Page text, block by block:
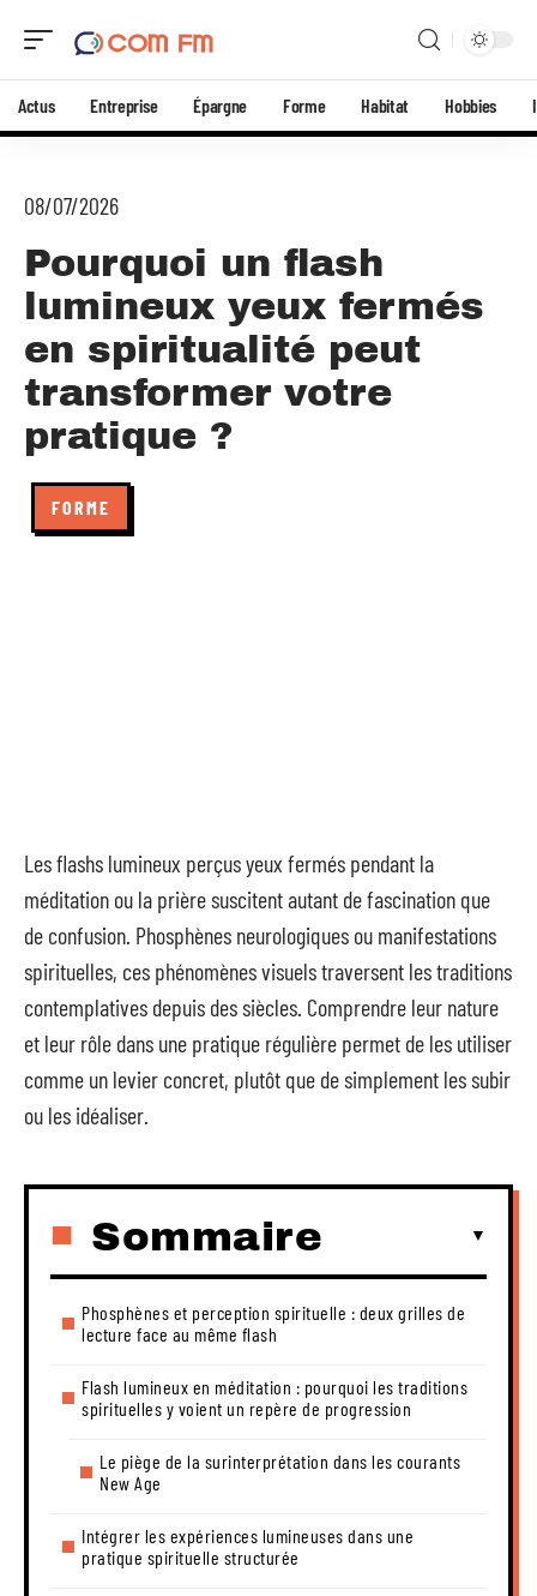
Actus Entreprise Épargne Forme Habitat Hobbies
08/07/2026
Pourquoi un flash
lumineux yeux fermés
en spiritualité peut
transformer votre
pratique ?
FORME
Les flashs lumineux perçus yeux fermés pendant la
méditation ou la prière suscitent autant de fascination que
de confusion. Phosphènes neurologiques ou manifestations
spirituelles, ces phénomènes visuels traversent les traditions
contemplatives depuis des siècles. Comprendre leur nature
et leur rôle dans une pratique régulière permet de les utiliser
comme un levier concret, plutôt que de simplement les subir
ou les idéaliser.
Sommaire
Phosphènes et perception spirituelle : deux grilles de
lecture face au même flash
Flash lumineux en méditation : pourquoi les traditions
spirituelles y voient un repère de progression
Le piège de la surinterprétation dans les courants
New Age
Intégrer les expériences lumineuses dans une
pratique spirituelle structurée